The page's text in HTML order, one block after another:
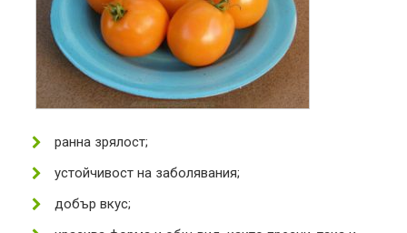
ранна зрялост;
устойчивост на заболявания;
добър вкус;